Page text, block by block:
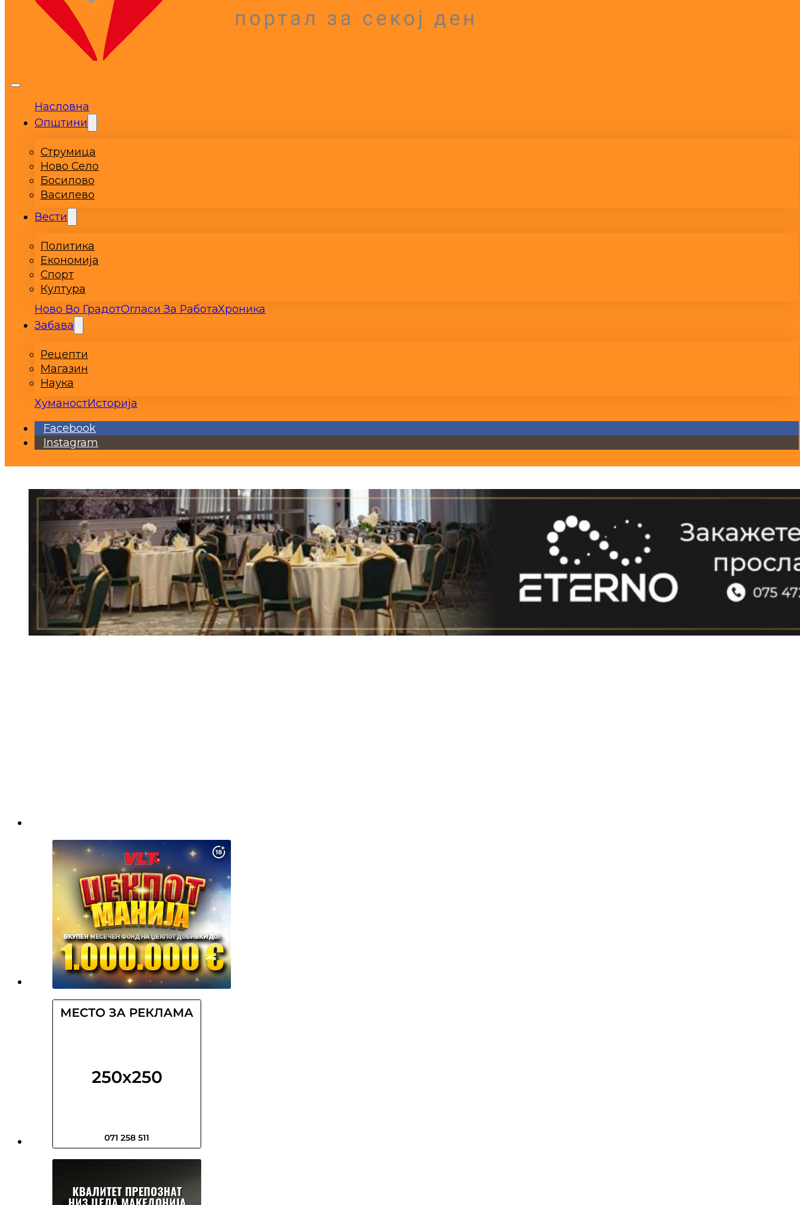
Насловна
Општини
Струмица
Ново Село
Босилово
Василево
Вести
Политика
Економија
Спорт
Култура
Ново Во ГрадотОгласи За РаботаХроника
Забава
Рецепти
Магазин
Наука
ХуманостИсторија
Facebook
Instagram